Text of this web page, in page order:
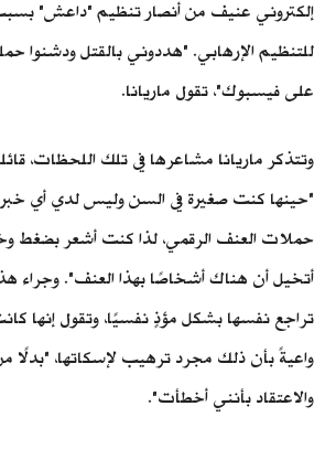
إلكتروني عنيف من أنصار تنظيم "داعش" بسبب
للتنظيم الإرهابي. "هددوني بالقتل ودشنوا
على فيسبوك"، تقول ماريانا.
وتتذكر ماريانا مشاعرها في تلك اللحظات،
"حينها كنت صغيرة في السن وليس لدي أي
حملات العنف الرقمي، لذا كنت أشعر بضغط
أتخيل أن هناك أشخاصًا بهذا العنف". وجراء
تراجع نفسها بشكل مؤذٍ نفسيًا، وتقول إنها
واعيةً بأن ذلك مجرد ترهيب لإسكاتها، "بدلًا
والاعتقاد بأنني أخطأت".